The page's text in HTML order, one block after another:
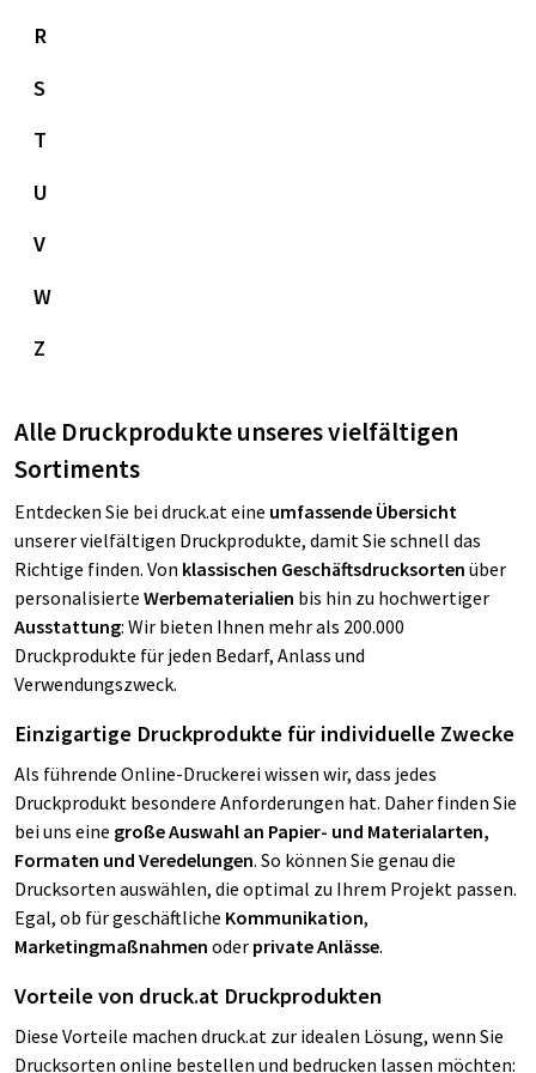
R
S
T
U
V
W
Z
Alle Druckprodukte unseres vielfältigen
Sortiments
Entdecken Sie bei druck.at eine umfassende Übersicht
unserer vielfältigen Druckprodukte, damit Sie schnell das
Richtige finden. Von klassischen Geschäftsdrucksorten über
personalisierte Werbematerialien bis hin zu hochwertiger
Ausstattung: Wir bieten Ihnen mehr als 200.000
Druckprodukte für jeden Bedarf, Anlass und
Verwendungszweck.
Einzigartige Druckprodukte für individuelle Zwecke
Als führende Online-Druckerei wissen wir, dass jedes
Druckprodukt besondere Anforderungen hat. Daher finden Sie
bei uns eine große Auswahl an Papier- und Materialarten,
Formaten und Veredelungen. So können Sie genau die
Drucksorten auswählen, die optimal zu Ihrem Projekt passen.
Egal, ob für geschäftliche Kommunikation,
Marketingmaßnahmen oder private Anlässe.
Vorteile von druck.at Druckprodukten
Diese Vorteile machen druck.at zur idealen Lösung, wenn Sie
Drucksorten online bestellen und bedrucken lassen möchten: